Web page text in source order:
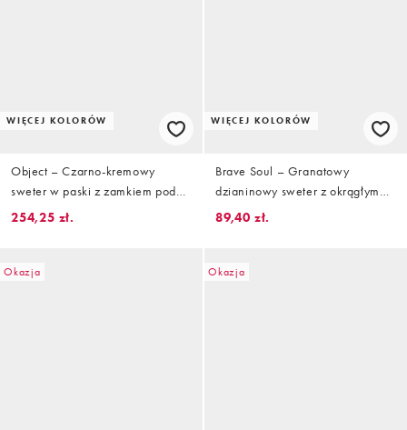
WIĘCEJ KOLORÓW
Object – Czarno-kremowy
sweter w paski z zamkiem pod
szyją
254,25 zł.
WIĘCEJ KOLORÓW
Brave Soul – Granatowy
dzianinowy sweter z okrągłym
dekoltem w kolorowe paski
89,40 zł.
Okazja Okazja